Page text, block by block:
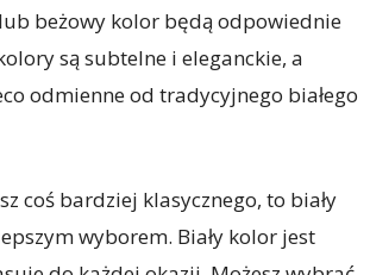
beżowy kolor będą odpowiednie
są subtelne i eleganckie, a
odmienne od tradycyjnego białego
coś bardziej klasycznego, to biały
wyborem. Biały kolor jest